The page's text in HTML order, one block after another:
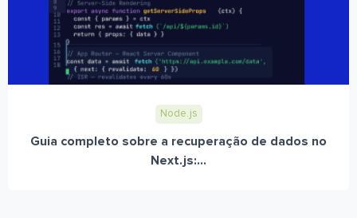
Node.js
Guia completo sobre a recuperação de dados no
Next.js:...